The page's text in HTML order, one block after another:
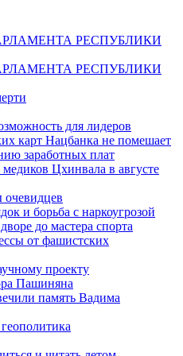
РЕСПУБЛИКИ
РЕСПУБЛИКИ
для лидеров
карт Нацбанка не помешает
заработных плат
Цхинвала в августе
очевидцев
и борьба с наркоугрозой
до мастера спорта
от фашистских
проекту
Пашиняна
память Вадима